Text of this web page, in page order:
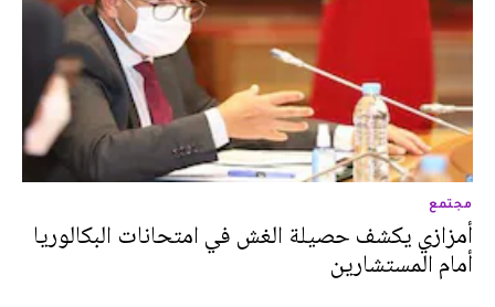
مجتمع
أمزازي يكشف حصيلة الغش في امتحانات البكالوريا
أمام المستشارين